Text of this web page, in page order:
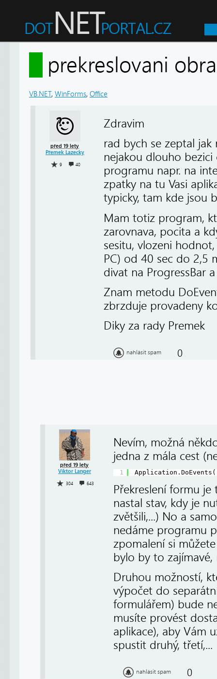
prekreslovani
VB.NET, WinForms, Office
před 19 lety
Přemek Lazecky
9 40
Zdravim
rad bych se zeptal
nejakou dlouho bezici
programu napr. na
zpatky na tu Vasi
typicky, tam kde jsou
Mam totiz program,
zarovnava, pocita a
sesitu, vlozeni
PC) od 40 sec do 2,5
divat na ProgressBar
Znam metodu
zbrzduje provadeny
Diky za rady Premek
nahlásit spam 0
před 19 lety
Viktor Langer
304 643
Nevím, možná
jedna z mála cest
1
Překreslení formu
nastal stav, kdy je
zvětšili,...) No a
nedáme programu
zpomalení si
bylo by to
Druhou možností,
výpočet do
formulářem) bude
musíte provést
aplikace), aby Vám
spustit druhý, třetí,...
nahlásit spam 0